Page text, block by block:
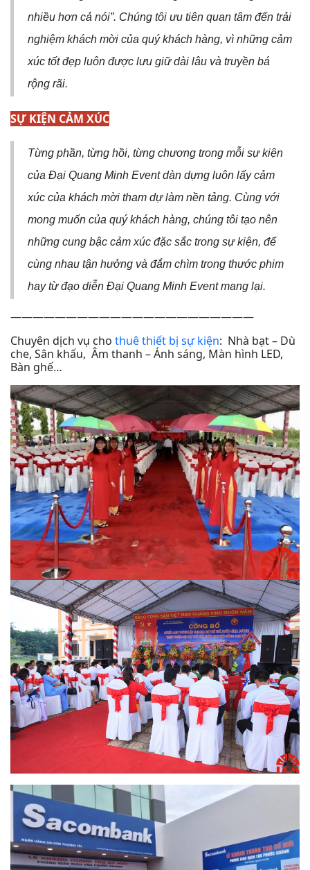
nhiều hơn cả nói”. Chúng tôi ưu tiên quan tâm đến trải
nghiệm khách mời của quý khách hàng, vì những cảm
xúc tốt đẹp luôn được lưu giữ dài lâu và truyền bá
rộng rãi.
SỰ KIỆN CẢM XÚC
Từng phần, từng hồi, từng chương trong mỗi sự kiện
của Đại Quang Minh Event dàn dựng luôn lấy cảm
xúc của khách mời tham dự làm nền tảng. Cùng với
mong muốn của quý khách hàng, chúng tôi tạo nên
những cung bậc cảm xúc đặc sắc trong sự kiện, để
cùng nhau tận hưởng và đắm chìm trong thước phim
hay từ đạo diễn Đại Quang Minh Event mang lại.
——————————————————————
Chuyên dịch vụ cho thuê thiết bị sự kiện: Nhà bạt – Dù
che, Sân khấu, Âm thanh – Ánh sáng, Màn hình LED,
Bàn ghế…